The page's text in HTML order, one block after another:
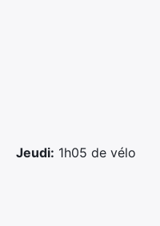
Jeudi: 1h05 de vélo